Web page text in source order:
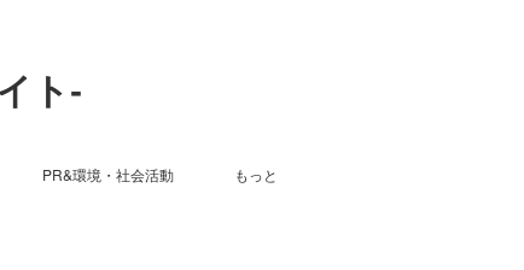
ト-
PR&環境・社会活動 もっと